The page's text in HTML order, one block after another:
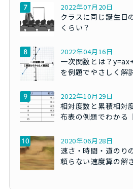
2022年07月20日
クラスに同じ誕生日
くらい？
2022年04月16日
一次関数とは？
を例題でやさしく解
2022年10月29日
相対度数と累積相対
布表の例題でわかる
2020年06月28日
速さ・時間・道のり
頼らない速度算の解